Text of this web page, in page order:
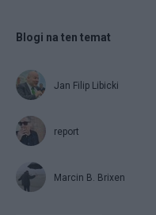
Blogi na ten temat
Jan Filip Libicki
report
Marcin B. Brixen